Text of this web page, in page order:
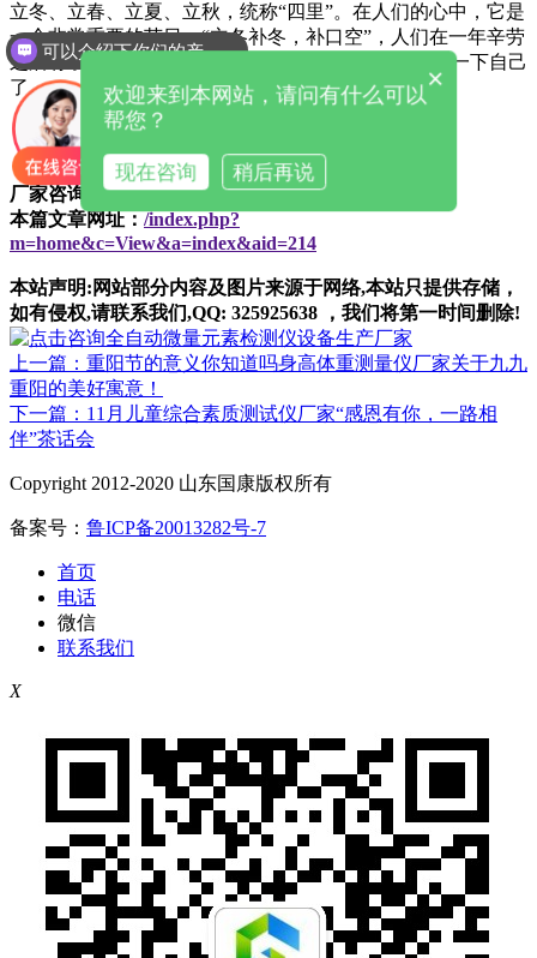
立冬、立春、立夏、立秋，统称“四里”。在人们的心中，它是
一个非常重要的节日，“立冬补冬，补口空”，人们在一年辛劳
之后有了闲暇，儿童综合素质测试仪厂家是时候犒劳一下自己
了。
厂家咨询电话：136 1637 9298（微信同号）
本篇文章网址：/index.php?
m=home&c=View&a=index&aid=214
本站声明:网站部分内容及图片来源于网络,本站只提供存储，
如有侵权,请联系我们,QQ: 325925638 ，我们将第一时间删除!
上一篇：重阳节的意义你知道吗身高体重测量仪厂家关于九九
重阳的美好寓意！
下一篇：11月儿童综合素质测试仪厂家“感恩有你，一路相
伴”茶话会
Copyright 2012-2020 山东国康版权所有
备案号： 鲁ICP备20013282号-7
首页
电话
微信
联系我们
X
可以介绍下你们的产品么
×
欢迎来到本网站，请问有什么可以
帮您？
现在咨询 稍后再说